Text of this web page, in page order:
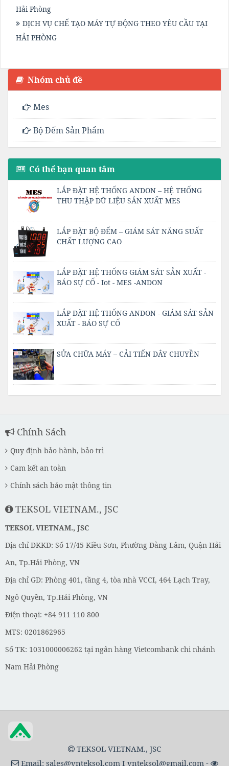
Hải Phòng
DỊCH VỤ CHẾ TẠO MÁY TỰ ĐỘNG THEO YÊU CẦU TẠI
HẢI PHÒNG
Nhóm chủ đề
Mes
Bộ Đếm Sản Phẩm
Có thể bạn quan tâm
LẮP ĐẶT HỆ THỐNG ANDON – HỆ THỐNG
THU THẬP DỮ LIỆU SẢN XUẤT MES
LẮP ĐẶT BỘ ĐẾM – GIÁM SÁT NĂNG SUẤT
CHẤT LƯỢNG CAO
LẮP ĐẶT HỆ THỐNG GIÁM SÁT SẢN XUẤT -
BÁO SỰ CỐ - Iot - MES -ANDON
LẮP ĐẶT HỆ THỐNG ANDON - GIÁM SÁT SẢN
XUẤT - BÁO SỰ CỐ
SỬA CHỮA MÁY – CẢI TIẾN DÂY CHUYỀN
Chính Sách
Quy định bảo hành, bảo trì
Cam kết an toàn
Chính sách bảo mật thông tin
TEKSOL VIETNAM., JSC
TEKSOL VIETNAM., JSC
Địa chỉ ĐKKD: Số 17/45 Kiều Sơn, Phường Đằng Lâm, Quận Hải
An, Tp.Hải Phòng, VN
Địa chỉ GD: Phòng 401, tầng 4, tòa nhà VCCI, 464 Lạch Tray,
Ngô Quyền, Tp.Hải Phòng, VN
Điện thoại: +84 911 110 800
MTS: 0201862965
Số TK: 1031000006262 tại ngân hàng Vietcombank chi nhánh
Nam Hải Phòng
TEKSOL VIETNAM., JSC
Email: sales@vnteksol.com I vnteksol@gmail.com -